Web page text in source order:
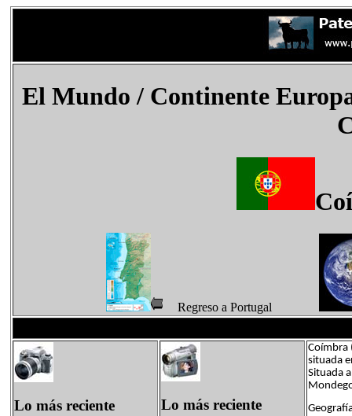
El Mundo/ Continente
Regreso a Portugal
Lo más reciente Lo más reciente
Coímbra
situada
Situada